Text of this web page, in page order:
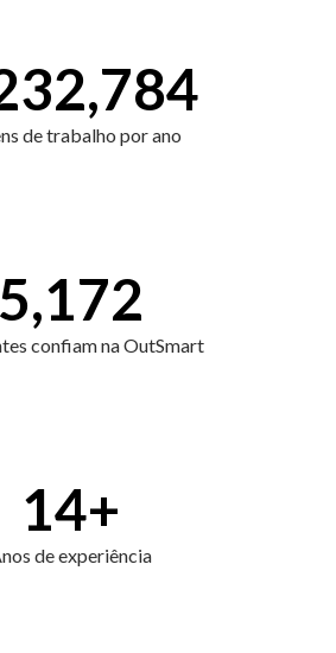
de trabalho por ano
5,172
confiam na OutSmart
14+
de experiência